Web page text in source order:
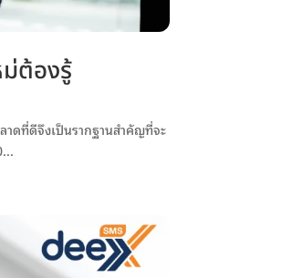
ต้องรู้
ดที่ดีจึงเป็นรากฐานสำคัญที่จะ